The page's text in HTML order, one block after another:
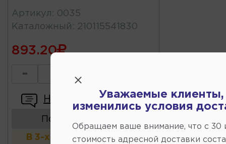
Артикул : 0035
Каталожный : 210115541830
893.20
-
Написать отзыв
Показать аналоги
В 3-х и более магазинах
Уважаемые клиенты,
изменились условия
Обращаем ваше внимание, что c 30
стоимость адресной доставки